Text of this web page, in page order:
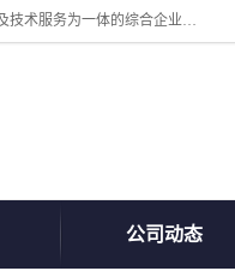
四川美柯冷冻库安装工程有限公司一家以冷库机组、冷库设备、冷库设计、冷冻库设备销售、冷库安装、冻库安装价格及技术服务为一体的综合企业，咨询热线：同等设备材料优惠10% 。公司各种类型安装组合式冷库、冷冻库、冷藏库、气调保鲜库、并提供成套设备供应、安装与调试、维护与维修、技术咨询、操作维修人员技术培训等
公司动态